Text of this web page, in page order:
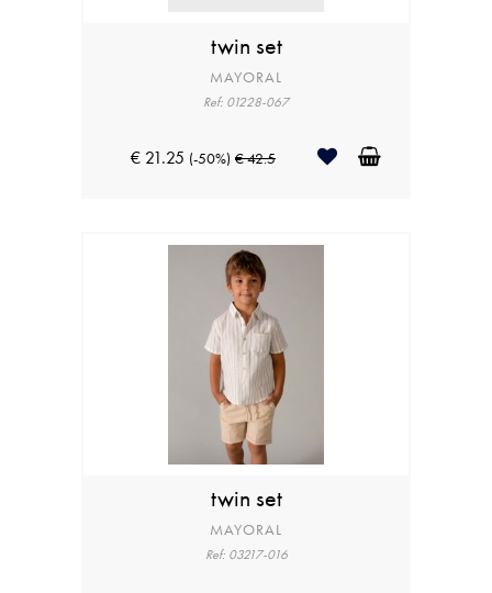
twin set
MAYORAL
Ref: 01228-067
€ 21.25 (-50%) € 42.5
twin set
MAYORAL
Ref: 03217-016